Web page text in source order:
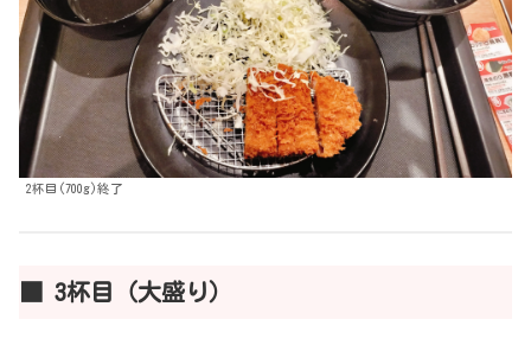
2杯目(700g)終了
■ 3杯目（大盛り）